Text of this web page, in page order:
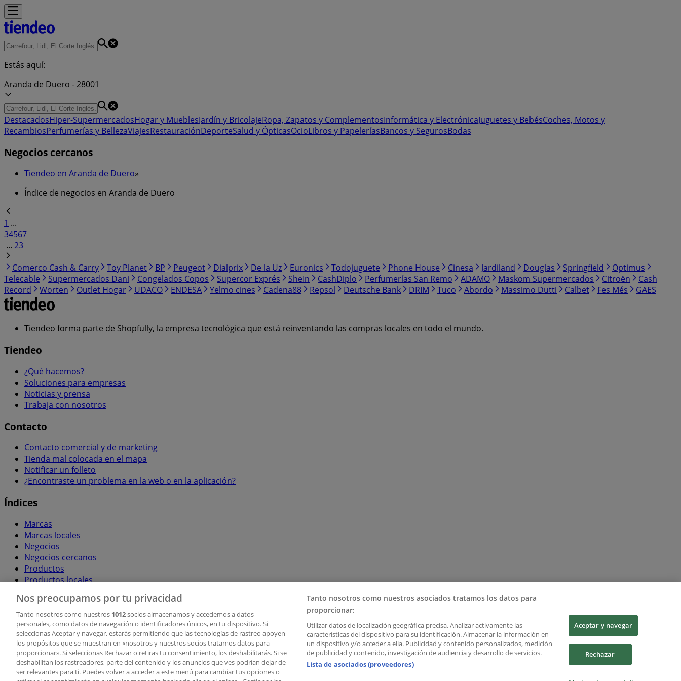
Estás aquí:
Aranda de Duero - 28001
DestacadosHiper-SupermercadosHogar y MueblesJardín y BricolajeRopa, Zapatos y ComplementosInformática y ElectrónicaJuguetes y BebésCoches, Motos y
RecambiosPerfumerías y BellezaViajesRestauraciónDeporteSalud y ÓpticasOcioLibros y PapeleríasBancos y SegurosBodas
Negocios cercanos
Tiendeo en Aranda de Duero»
Índice de negocios en Aranda de Duero
1 ...
34567
... 23
Comerco Cash & Carry
Toy Planet BP Peugeot Dialprix De la Uz Euronics Todojuguete Phone House Cinesa Jardiland Douglas Springfield
Optimus
Telecable
Supermercados Dani Congelados Copos Supercor Exprés SheIn CashDiplo Perfumerías San Remo ADAMO Maskom Supermercados Citroën
Cash
Record
Worten Outlet Hogar UDACO ENDESA Yelmo cines Cadena88 Repsol Deutsche Bank DRIM Tuco Abordo Massimo Dutti Calbet Fes Més GAES
Tiendeo forma parte de Shopfully, la empresa tecnológica que está reinventando las compras locales en todo el mundo.
Tiendeo
¿Qué hacemos?
Soluciones para empresas
Noticias y prensa
Trabaja con nosotros
Contacto
Contacto comercial y de marketing
Tienda mal colocada en el mapa
Notificar un folleto
¿Encontraste un problema en la web o en la aplicación?
Índices
Marcas
Marcas locales
Negocios
Negocios cercanos
Productos
Productos locales
Descargar la APP Tiendeo
Nos preocupamos por tu privacidad
Tanto nosotros como nuestros 1012socios almacenamos y accedemos a datos
personales, como datos de navegación o identificadores únicos, en tu dispositivo. Si
seleccionas Aceptar y navegar, estarás permitiendo que las tecnologías de rastreo apoyen
los propósitos que se muestran en «nosotros y nuestros socios tratamos datos para
proporcionar». Si seleccionas Rechazar o retiras tu consentimiento, los deshabilitarás. Si se
deshabilitan los rastreadores, parte del contenido y los anuncios que ves podrían dejar de
ser relevantes para ti. Puedes volver a acceder a este menú para cambiar tus opciones o
Tanto nosotros como nuestros asociados tratamos los datos para
proporcionar:
Utilizar datos de localización geográfica precisa. Analizar activamente las
características del dispositivo para su identificación. Almacenar la información en
un dispositivo y/o acceder a ella. Publicidad y contenido personalizados, medición
de publicidad y contenido, investigación de audiencia y desarrollo de servicios.
Lista de asociados (proveedores)
Aceptar y navegar
Rechazar